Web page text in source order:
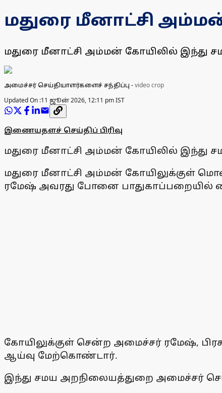
மதுரை மீனாட்சி
மதுரை மீனாட்சி அம்மன் கோயிலில் இந்து
அமைச்சர் செய்தியாளர்களைச் சந்திப்பு -video crop
Updated On :11 ஜூன் 2026, 12:11 pm IST
இணையதளச் செய்திப் பிரிவு
மதுரை மீனாட்சி அம்மன் கோயிலில்
மதுரை மீனாட்சி அம்மன் கோயிலுக்குள்
ரமேஷ் அவரது போனை பாதுகாப்பறையில்
கோயிலுக்குள் சென்ற அமைச்சர் ரமேஷ்,
ஆய்வு மேற்கொண்டார்.
இந்து சமய அறநிலையத்துறை அமைச்சர்